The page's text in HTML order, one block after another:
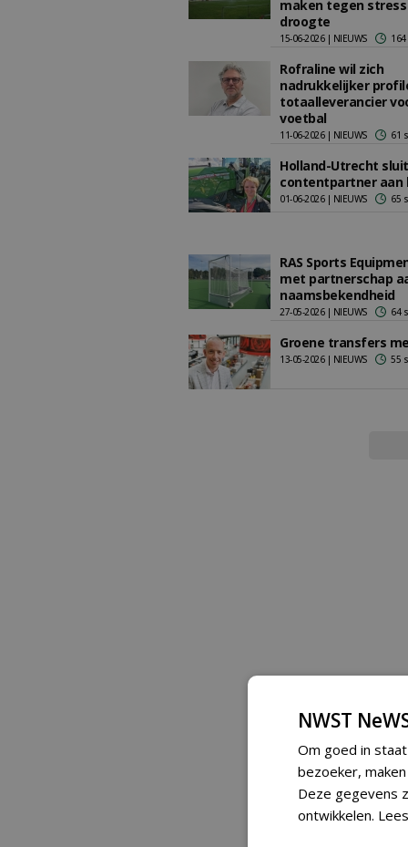
maken tegen stress
droogte
15-06-2026 | NIEUWS
Rofraline wil zich
nadrukkelijker
totaalleverancier
voetbal
11-06-2026 | NIEUWS 61
Holland-Utrecht
contentpartner aan
01-06-2026 | NIEUWS 65
RAS Sports
met partnerschap
naamsbekendheid
27-05-2026 | NIEUWS 64
Groene transfers
13-05-2026 | NIEUWS 55
NWST
Om goed in
bezoeker,
Deze gegevens
ontwikkelen.